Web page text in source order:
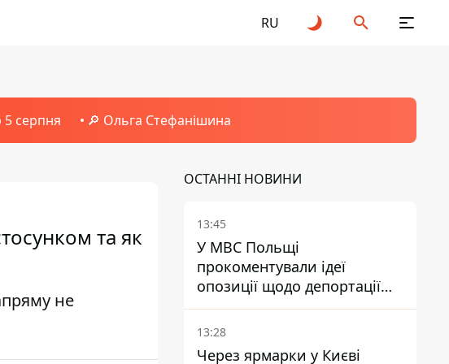
RU
5 серпня 🔎 Ольга Стефанішина
та як
не
ОСТАННІ НОВИНИ
13:45
У МВС Польщі
прокоментували ідеї
опозиції щодо депортації
українських чоловіків -
абсурд і популізм
13:28
Через ярмарки у Києві